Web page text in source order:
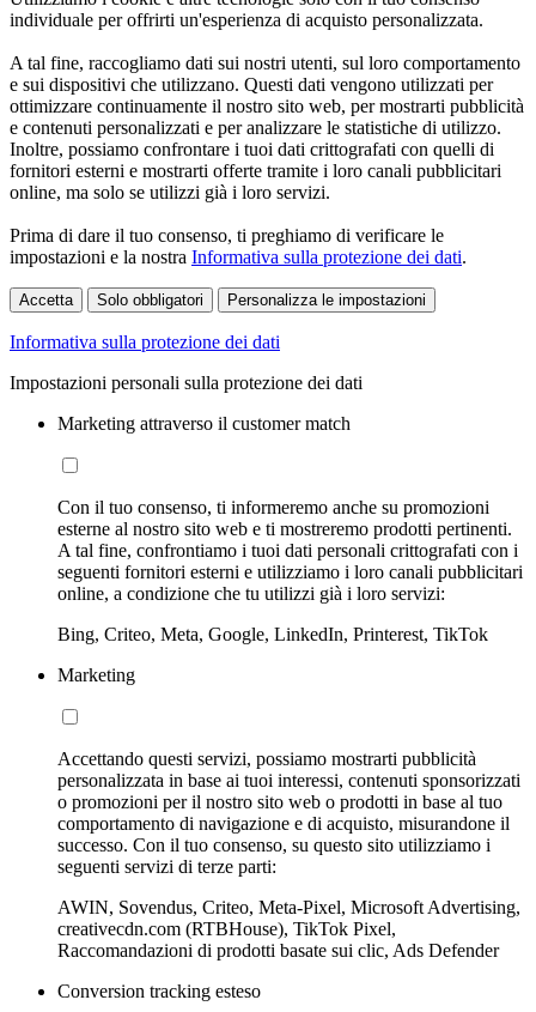
individuale per offrirti un'esperienza di acquisto personalizzata.
A tal fine, raccogliamo dati sui nostri utenti, sul loro comportamento
e sui dispositivi che utilizzano. Questi dati vengono utilizzati per
ottimizzare continuamente il nostro sito web, per mostrarti pubblicità
e contenuti personalizzati e per analizzare le statistiche di utilizzo.
Inoltre, possiamo confrontare i tuoi dati crittografati con quelli di
fornitori esterni e mostrarti offerte tramite i loro canali pubblicitari
online, ma solo se utilizzi già i loro servizi.
Prima di dare il tuo consenso, ti preghiamo di verificare le
impostazioni e la nostra Informativa sulla protezione dei dati.
Accetta Solo obbligatori Personalizza le impostazioni
Informativa sulla protezione dei dati
Impostazioni personali sulla protezione dei dati
Marketing attraverso il customer match
Con il tuo consenso, ti informeremo anche su promozioni
esterne al nostro sito web e ti mostreremo prodotti pertinenti.
A tal fine, confrontiamo i tuoi dati personali crittografati con i
seguenti fornitori esterni e utilizziamo i loro canali pubblicitari
online, a condizione che tu utilizzi già i loro servizi:
Bing, Criteo, Meta, Google, LinkedIn, Printerest, TikTok
Marketing
Accettando questi servizi, possiamo mostrarti pubblicità
personalizzata in base ai tuoi interessi, contenuti sponsorizzati
o promozioni per il nostro sito web o prodotti in base al tuo
comportamento di navigazione e di acquisto, misurandone il
successo. Con il tuo consenso, su questo sito utilizziamo i
seguenti servizi di terze parti:
AWIN, Sovendus, Criteo, Meta-Pixel, Microsoft Advertising,
creativecdn.com (RTBHouse), TikTok Pixel,
Raccomandazioni di prodotti basate sui clic, Ads Defender
Conversion tracking esteso